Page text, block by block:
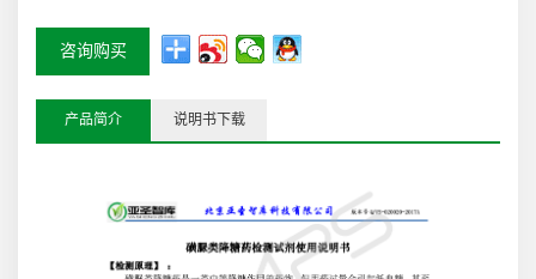
咨询购买
产品简介 说明书下载